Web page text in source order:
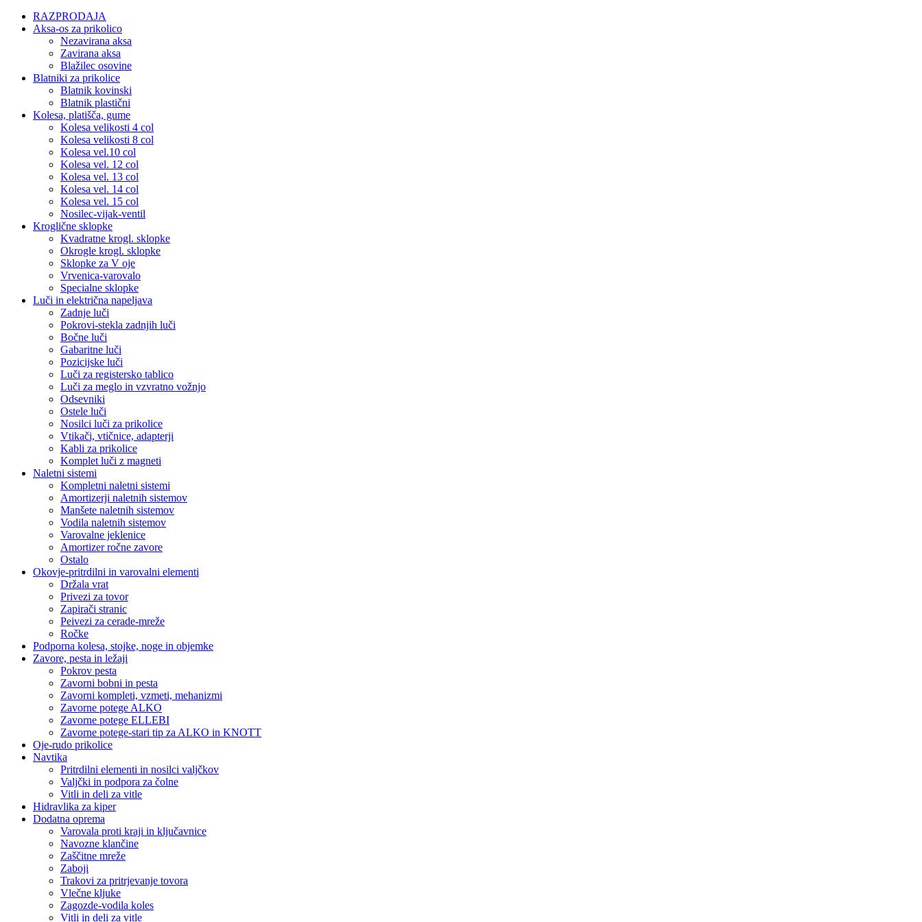
RAZPRODAJA
Aksa-os za prikolico
Nezavirana aksa
Zavirana aksa
Blažilec osovine
Blatniki za prikolice
Blatnik kovinski
Blatnik plastični
Kolesa, platišča, gume
Kolesa velikosti 4 col
Kolesa velikosti 8 col
Kolesa vel.10 col
Kolesa vel. 12 col
Kolesa vel. 13 col
Kolesa vel. 14 col
Kolesa vel. 15 col
Nosilec-vijak-ventil
Kroglične sklopke
Kvadratne krogl. sklopke
Okrogle krogl. sklopke
Sklopke za V oje
Vrvenica-varovalo
Specialne sklopke
Luči in električna napeljava
Zadnje luči
Pokrovi-stekla zadnjih luči
Bočne luči
Gabaritne luči
Pozicijske luči
Luči za registersko tablico
Luči za meglo in vzvratno vožnjo
Odsevniki
Ostele luči
Nosilci luči za prikolice
Vtikači, vtičnice, adapterji
Kabli za prikolice
Komplet luči z magneti
Naletni sistemi
Kompletni naletni sistemi
Amortizerji naletnih sistemov
Manšete naletnih sistemov
Vodila naletnih sistemov
Varovalne jeklenice
Amortizer ročne zavore
Ostalo
Okovje-pritrdilni in varovalni elementi
Držala vrat
Privezi za tovor
Zapirači stranic
Peivezi za cerade-mreže
Ročke
Podporna kolesa, stojke, noge in objemke
Zavore, pesta in ležaji
Pokrov pesta
Zavorni bobni in pesta
Zavorni kompleti, vzmeti, mehanizmi
Zavorne potege ALKO
Zavorne potege ELLEBI
Zavorne potege-stari tip za ALKO in KNOTT
Oje-rudo prikolice
Navtika
Pritrdilni elementi in nosilci valjčkov
Valjčki in podpora za čolne
Vitli in deli za vitle
Hidravlika za kiper
Dodatna oprema
Varovala proti kraji in ključavnice
Navozne klančine
Zaščitne mreže
Zaboji
Trakovi za pritrjevanje tovora
Vlečne kljuke
Zagozde-vodila koles
Vitli in deli za vitle